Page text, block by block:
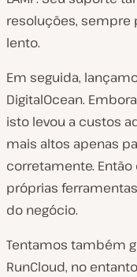
resoluções, sempre
lento.
Em seguida,
DigitalOcean.
isto levou a custos
mais altos apenas
corretamente.
próprias
do negócio.
Tentamos também
RunCloud, no